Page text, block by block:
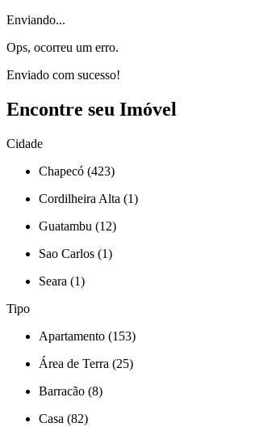
Enviando...
Ops, ocorreu um erro.
Enviado com sucesso!
Encontre seu Imóvel
Cidade
Chapecó (423)
Cordilheira Alta (1)
Guatambu (12)
Sao Carlos (1)
Seara (1)
Tipo
Apartamento (153)
Área de Terra (25)
Barracão (8)
Casa (82)